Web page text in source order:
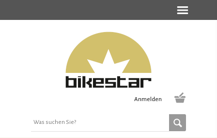
Anmelden